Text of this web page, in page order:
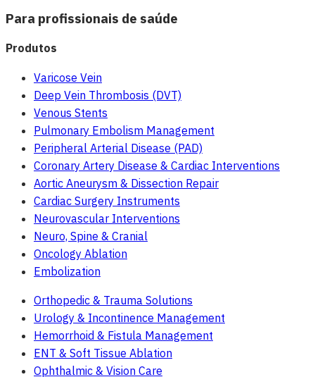
Para profissionais de saúde
Produtos
Varicose Vein
Deep Vein Thrombosis (DVT)
Venous Stents
Pulmonary Embolism Management
Peripheral Arterial Disease (PAD)
Coronary Artery Disease & Cardiac Interventions
Aortic Aneurysm & Dissection Repair
Cardiac Surgery Instruments
Neurovascular Interventions
Neuro, Spine & Cranial
Oncology Ablation
Embolization
Orthopedic & Trauma Solutions
Urology & Incontinence Management
Hemorrhoid & Fistula Management
ENT & Soft Tissue Ablation
Ophthalmic & Vision Care